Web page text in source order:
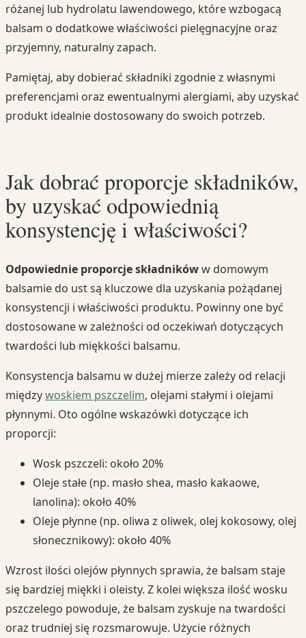
różanej lub hydrolatu lawendowego, które wzbogacą
balsam o dodatkowe właściwości pielęgnacyjne oraz
przyjemny, naturalny zapach.
Pamiętaj, aby dobierać składniki zgodnie z własnymi
preferencjami oraz ewentualnymi alergiami, aby uzyskać
produkt idealnie dostosowany do swoich potrzeb.
Jak dobrać proporcje składników,
by uzyskać odpowiednią
konsystencję i właściwości?
Odpowiednie proporcje składnikóww domowym
balsamie do ust są kluczowe dla uzyskania pożądanej
konsystencji i właściwości produktu. Powinny one być
dostosowane w zależności od oczekiwań dotyczących
twardości lub miękkości balsamu.
Konsystencja balsamu w dużej mierze zależy od relacji
międzywoskiem pszczelim, olejami stałymi i olejami
płynnymi. Oto ogólne wskazówki dotyczące ich
proporcji:
Wosk pszczeli: około 20%
Oleje stałe (np. masło shea, masło kakaowe,
lanolina): około 40%
Oleje płynne (np. oliwa z oliwek, olej kokosowy, olej
słonecznikowy): około 40%
Wzrost ilości olejów płynnych sprawia, że balsam staje
się bardziej miękki i oleisty. Z kolei większa ilość wosku
pszczelego powoduje, że balsam zyskuje na twardości
oraz trudniej się rozsmarowuje. Użycie różnych